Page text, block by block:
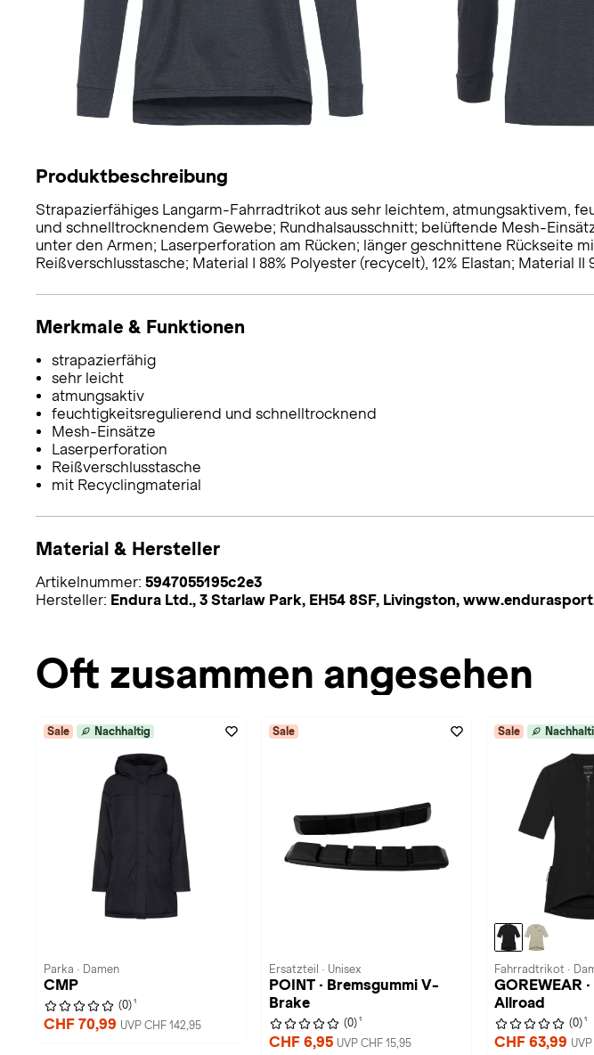
Produktbeschreibung
Strapazierfähiges Langarm-Fahrradtrikot aus sehr leichtem, atmungsaktivem,
und schnelltrocknendem Gewebe; Rundhalsausschnitt; belüftende Mesh-
unter den Armen; Laserperforation am Rücken; länger geschnittene Rückseite
Reißverschlusstasche; Material I 88% Polyester (recycelt), 12% Elastan; Material II
Merkmale & Funktionen
strapazierfähig
sehr leicht
atmungsaktiv
feuchtigkeitsregulierend und schnelltrocknend
Mesh-Einsätze
Laserperforation
Reißverschlusstasche
mit Recyclingmaterial
Material & Hersteller
Artikelnummer: 5947055195c2e3
Hersteller: Endura Ltd., 3 Starlaw Park, EH54 8SF, Livingston,
Oft zusammen angesehen
Sale Nachhaltig
Parka · Damen
CMP
(0) 1
CHF 70,99 UVP CHF 142,95
Sale
Ersatzteil · Unisex
POINT · Bremsgummi V-
Brake
(0) 1
CHF 6,95 UVP CHF 15,95
Sale
Fahrradtrikot ·
GOREWEAR
Allroad
(0) 1
CHF 63,99